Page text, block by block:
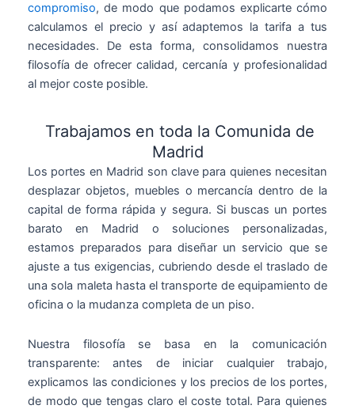
compromiso, de modo que podamos explicarte cómo
calculamos el precio y así adaptemos la tarifa a tus
necesidades. De esta forma, consolidamos nuestra
filosofía de ofrecer calidad, cercanía y profesionalidad
al mejor coste posible.
Trabajamos en toda la Comunida de
Madrid
Los portes en Madrid son clave para quienes necesitan
desplazar objetos, muebles o mercancía dentro de la
capital de forma rápida y segura. Si buscas un portes
barato en Madrid o soluciones personalizadas,
estamos preparados para diseñar un servicio que se
ajuste a tus exigencias, cubriendo desde el traslado de
una sola maleta hasta el transporte de equipamiento de
oficina o la mudanza completa de un piso.
Nuestra filosofía se basa en la comunicación
transparente: antes de iniciar cualquier trabajo,
explicamos las condiciones y los precios de los portes,
de modo que tengas claro el coste total. Para quienes